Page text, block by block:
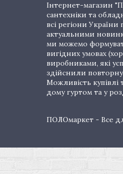
Інтернет-магазин
сантехніки та
всі регіони
актуальними
ми можемо
вигідних умовах
виробниками, які
здійснили
Можливість
дому гуртом та у
ПОЛОмаркет - Все